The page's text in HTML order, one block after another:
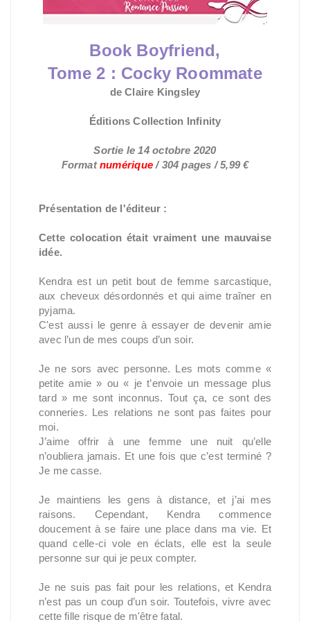
Book Boyfriend,
Tome 2 : Cocky Roommate
de Claire Kingsley
Éditions Collection Infinity
Sortie le 14 octobre 2020
Formatnumérique/ 304 pages / 5,99 €
Présentation de l'éditeur :
Cette colocation était vraiment une mauvaise
idée.
Kendra est un petit bout de femme sarcastique,
aux cheveux désordonnés et qui aime traîner en
pyjama.
C'est aussi le genre à essayer de devenir amie
avec l’un de mes coups d’un soir.
Je ne sors avec personne. Les mots comme «
petite amie » ou « je t’envoie un message plus
tard » me sont inconnus. Tout ça, ce sont des
conneries. Les relations ne sont pas faites pour
moi.
J’aime offrir à une femme une nuit qu’elle
n’oubliera jamais. Et une fois que c’est terminé ?
Je me casse.
Je maintiens les gens à distance, et j’ai mes
raisons. Cependant, Kendra commence
doucement à se faire une place dans ma vie. Et
quand celle-ci vole en éclats, elle est la seule
personne sur qui je peux compter.
Je ne suis pas fait pour les relations, et Kendra
n’est pas un coup d’un soir. Toutefois, vivre avec
cette fille risque de m'être fatal.